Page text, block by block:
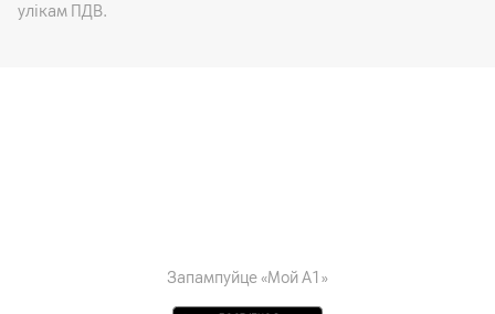
улікам ПДВ.
Запампуйце «Мой А1»